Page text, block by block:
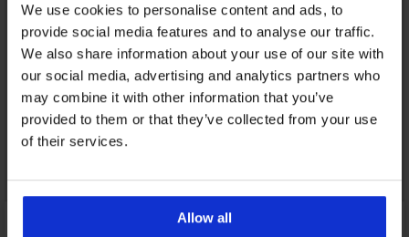
We use cookies to personalise content and ads, to
provide social media features and to analyse our traffic.
We also share information about your use of our site with
our social media, advertising and analytics partners who
may combine it with other information that you’ve
provided to them or that they’ve collected from your use
of their services.
Allow all